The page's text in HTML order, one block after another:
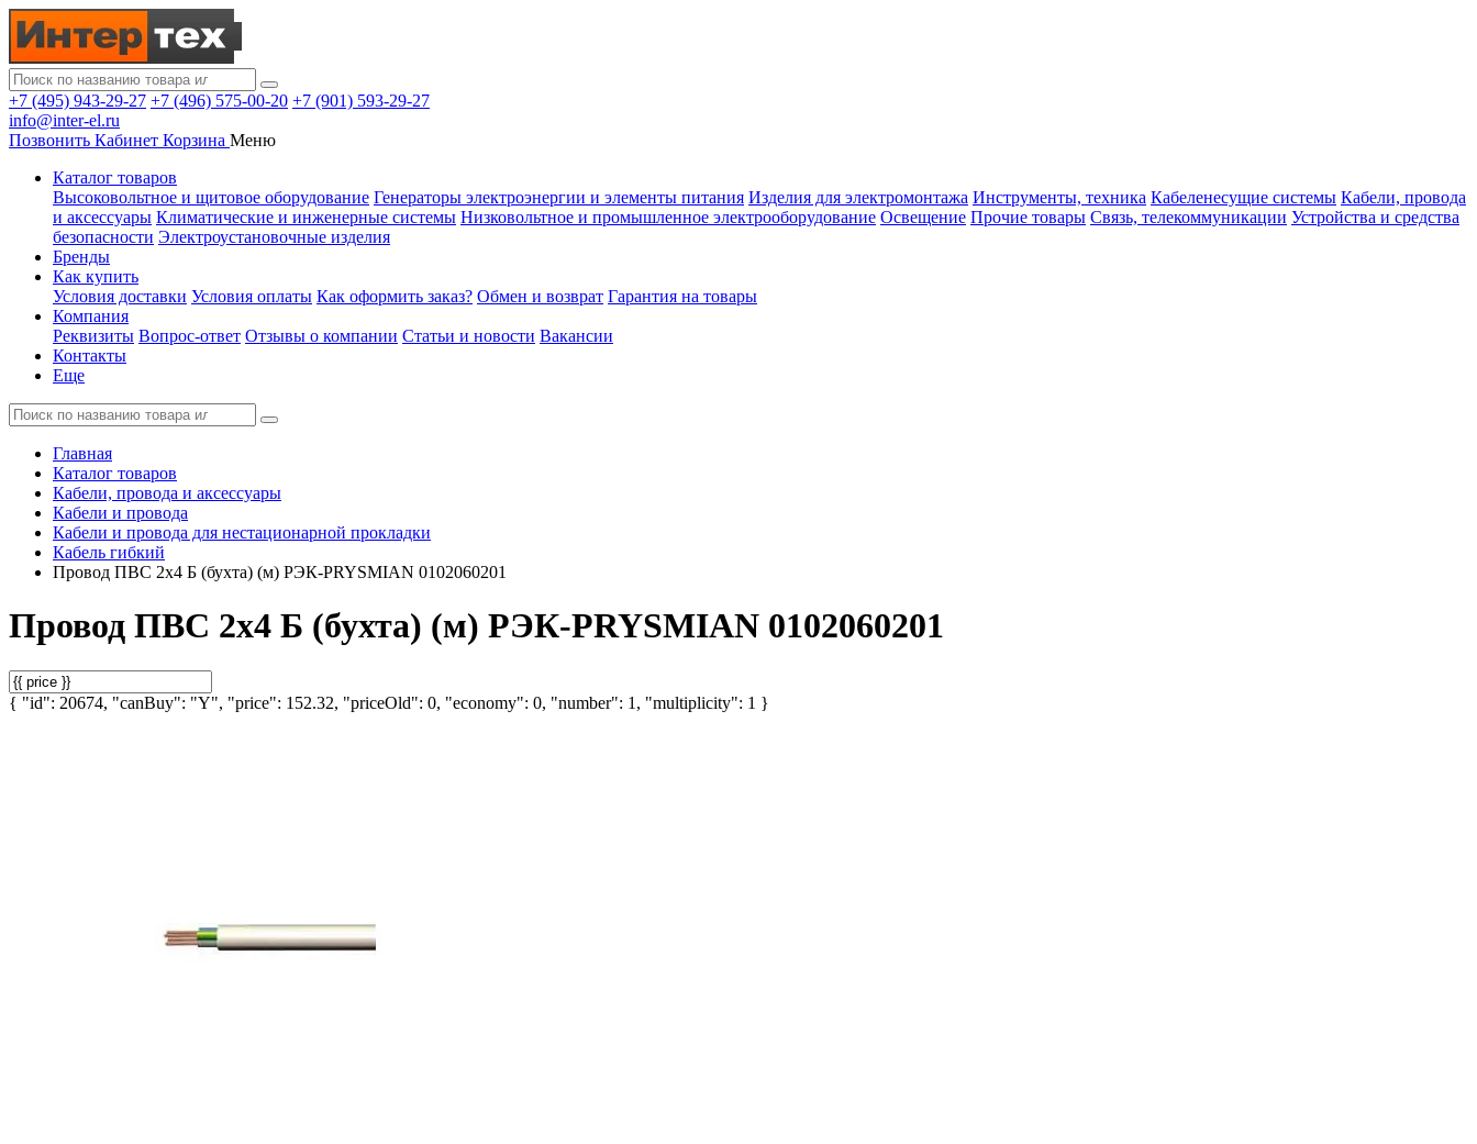
+7 (495) 943-29-27 +7 (496) 575-00-20 +7 (901) 593-29-27
info@inter-el.ru
Позвонить Кабинет Корзина Меню
Каталог товаров
Высоковольтное и щитовое оборудование Генераторы электроэнергии и элементы питания Изделия для электромонтажа Инструменты, техника Кабеленесущие системы Кабели, провода
и аксессуары Климатические и инженерные системы Низковольтное и промышленное электрооборудование Освещение Прочие товары Связь, телекоммуникации Устройства и средства
безопасности Электроустановочные изделия
Бренды
Как купить
Условия доставки Условия оплаты Как оформить заказ? Обмен и возврат Гарантия на товары
Компания
Реквизиты Вопрос-ответ Отзывы о компании Статьи и новости Вакансии
Контакты
Еще
Главная
Каталог товаров
Кабели, провода и аксессуары
Кабели и провода
Кабели и провода для нестационарной прокладки
Кабель гибкий
Провод ПВС 2х4 Б (бухта) (м) РЭК-PRYSMIAN 0102060201
Провод ПВС 2х4 Б (бухта) (м) РЭК-PRYSMIAN 0102060201
{ "id": 20674, "canBuy": "Y", "price": 152.32, "priceOld": 0, "economy": 0, "number": 1, "multiplicity": 1 }